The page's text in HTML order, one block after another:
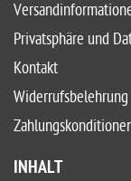
Privatsphäre und
Kontakt
Widerrufsbelehrung
INHALT